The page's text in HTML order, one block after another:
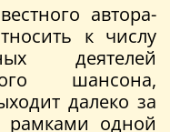
автора-
к числу
деятелей
шансона,
далеко за
рамками одной